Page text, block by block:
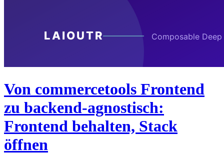
Von commercetools Frontend
zu backend-agnostisch:
Frontend behalten, Stack
öffnen